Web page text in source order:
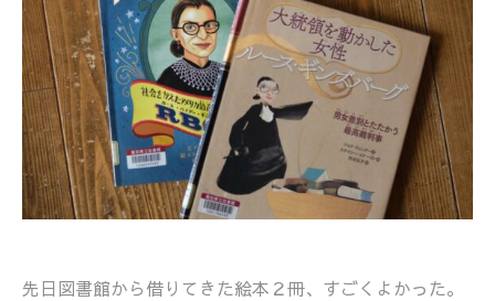
先日図書館から借りてきた絵本２冊、すごくよかった。